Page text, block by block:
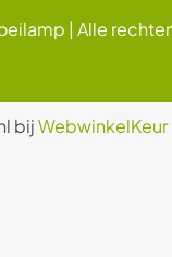
| Alle
bijWebwinkelKeur